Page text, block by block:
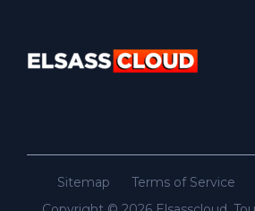
Sitemap Terms of Service